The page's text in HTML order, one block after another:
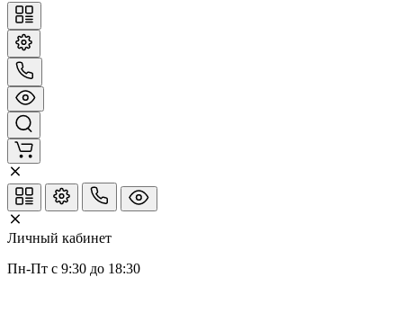
Личный кабинет
Пн-Пт с 9:30 до 18:30